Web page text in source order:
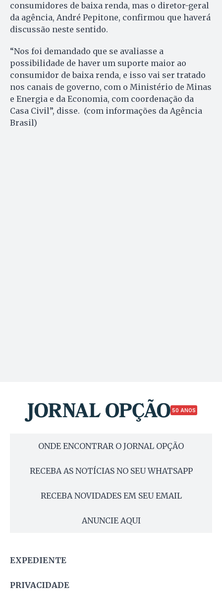
consumidores de baixa renda, mas o diretor-geral
da agência, André Pepitone, confirmou que haverá
discussão neste sentido.
“Nos foi demandado que se avaliasse a
possibilidade de haver um suporte maior ao
consumidor de baixa renda, e isso vai ser tratado
nos canais de governo, com o Ministério de Minas
e Energia e da Economia, com coordenação da
Casa Civil”, disse. (com informações da Agência
Brasil)
50 ANOS
ONDE ENCONTRAR O JORNAL OPÇÃO
RECEBA AS NOTÍCIAS NO SEU WHATSAPP
RECEBA NOVIDADES EM SEU EMAIL
ANUNCIE AQUI
EXPEDIENTE
PRIVACIDADE